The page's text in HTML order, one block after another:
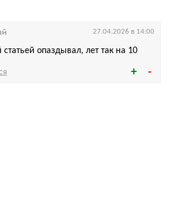
статьей опаздывал, лет так на 10
27.04.2026 в 14:00